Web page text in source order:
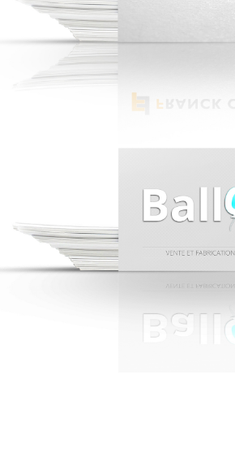
FRANCK CAHN
- Profession : Revendeur -
- Grammage : 250 Grammes
- Profession : Fabricant &
- Grammage : 350 Grammes